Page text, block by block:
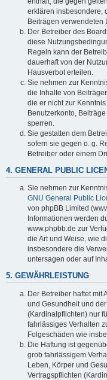
erklären insbesondere,
Beiträgen verwendeten
Der Betreiber des
diese
Regeln kann der
dauerhaft von der
Hausverbot erteilen.
Sie nehmen zur
die Inhalte von
die er nicht zur
Benutzerkonto,
sperren.
Sie gestatten dem
sofern sie gegen o. g.
Betreiber oder einem
4. GENERAL PUBLIC
Sie nehmen zur
GNU General Public
von phpBB Limited
Informationen werden
www.phpbb.de zur
die Art und Weise, wie
insbesondere die
untersagen oder auf
5. GEWÄHRLEISTUNG
Der Betreiber haftet mit
und Gesundheit und
(Kardinalpflichten) nur
fahrlässiges Verhalten
Folgeschäden wie
Die Haftung ist
grob fahrlässigem
Leben, Körper und
Vertragspflichten